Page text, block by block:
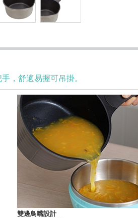
，舒適易握可吊掛。
雙邊鳥嘴設計